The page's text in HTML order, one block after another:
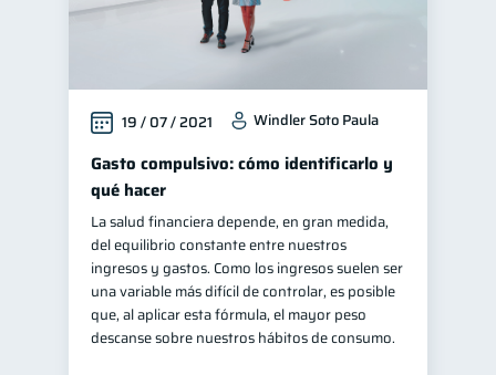
19 / 07 / 2021 Windler Soto Paula
Gasto compulsivo: cómo identificarlo y
qué hacer
La salud financiera depende, en gran medida,
del equilibrio constante entre nuestros
ingresos y gastos. Como los ingresos suelen ser
una variable más difícil de controlar, es posible
que, al aplicar esta fórmula, el mayor peso
descanse sobre nuestros hábitos de consumo.